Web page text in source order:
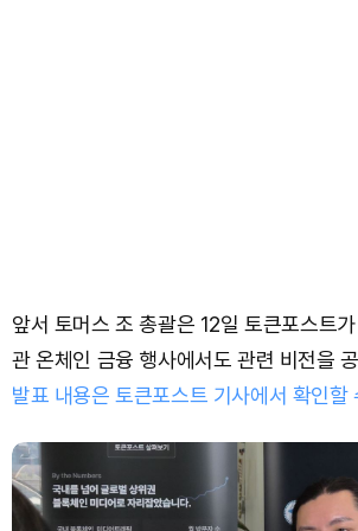
앞서 토머스 조 총괄은 12일 토큰포스트
관 온체인 금융 행사에서도 관련 비전을
발표 내용은 토큰포스트 기사에서 확인할